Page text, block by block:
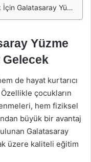
Yüzme Okulları
Yüzme
Gelecek
de hayat kurtarıcı
çocukların
hem fiziksel
büyük bir avantaj
Galatasaray
üzere kaliteli eğitim